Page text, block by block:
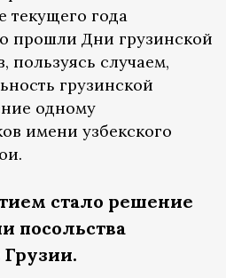
текущего года
прошли Дни грузинской
пользуясь случаем,
грузинской
одному
имени узбекского
стало решение
посольства
Грузии.